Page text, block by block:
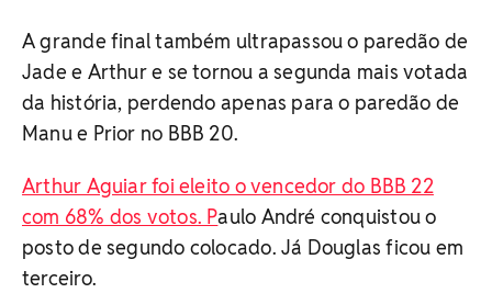
A grande final também ultrapassou o paredão de
Jade e Arthur e se tornou a segunda mais votada
da história, perdendo apenas para o paredão de
Manu e Prior no BBB 20.
Arthur Aguiar foi eleito o vencedor do BBB 22
com 68% dos votos. Paulo André conquistou o
posto de segundo colocado. Já Douglas ficou em
terceiro.